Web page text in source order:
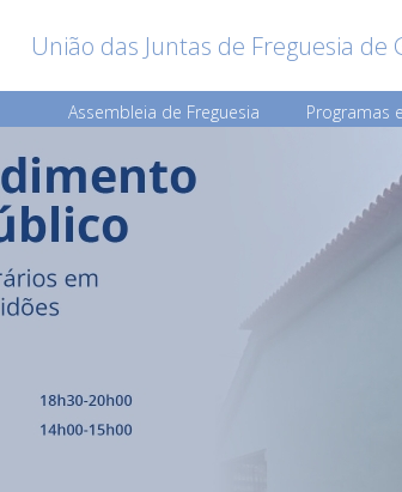
União das Juntas de Freguesia de
Assembleia de Freguesia Programas